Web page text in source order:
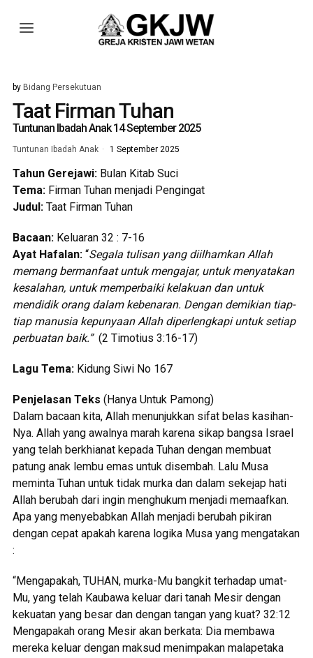
by Bidang Persekutuan
Taat Firman Tuhan
Tuntunan Ibadah Anak 14 September 2025
Tuntunan Ibadah Anak 1 September 2025
Tahun Gerejawi:Bulan Kitab Suci
Tema:Firman Tuhan menjadi Pengingat
Judul:Taat Firman Tuhan
Bacaan:Keluaran 32 : 7-16
Ayat Hafalan:“Segala tulisan yang diilhamkan Allah
memang bermanfaat untuk mengajar, untuk menyatakan
kesalahan, untuk memperbaiki kelakuan dan untuk
mendidik orang dalam kebenaran. Dengan demikian tiap-
tiap manusia kepunyaan Allah diperlengkapi untuk setiap
perbuatan baik.” (2 Timotius 3:16-17)
Lagu Tema: Kidung Siwi No 167
Penjelasan Teks (Hanya Untuk Pamong)
Dalam bacaan kita, Allah menunjukkan sifat belas kasihan-
Nya. Allah yang awalnya marah karena sikap bangsa Israel
yang telah berkhianat kepada Tuhan dengan membuat
patung anak lembu emas untuk disembah. Lalu Musa
meminta Tuhan untuk tidak murka dan dalam sekejap hati
Allah berubah dari ingin menghukum menjadi memaafkan.
Apa yang menyebabkan Allah menjadi berubah pikiran
dengan cepat apakah karena logika Musa yang mengatakan
:
“Mengapakah, TUHAN, murka-Mu bangkit terhadap umat-
Mu, yang telah Kaubawa keluar dari tanah Mesir dengan
kekuatan yang besar dan dengan tangan yang kuat? 32:12
Mengapakah orang Mesir akan berkata: Dia membawa
mereka keluar dengan maksud menimpakan malapetaka